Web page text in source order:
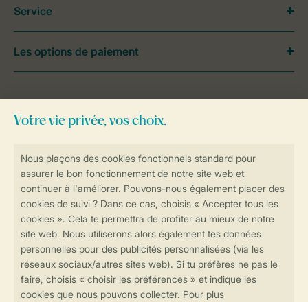
Réservations en ligne rapides et sécurisées
Transmission sécurisée des données
Paiement sécurisé
contactez notreContact Center.
Service
Les options de paiement